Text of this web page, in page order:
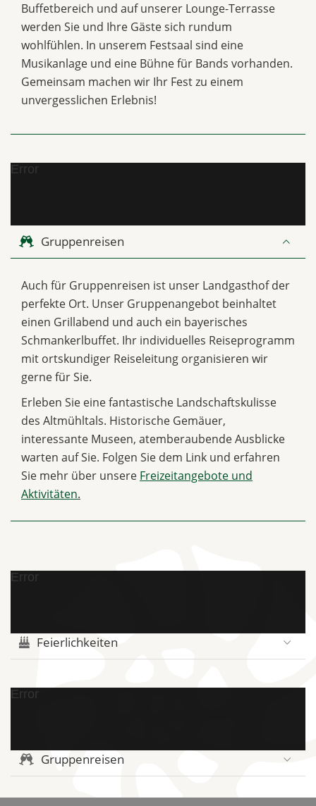
Buffetbereich und auf unserer Lounge-Terrasse
werden Sie und Ihre Gäste sich rundum
wohlfühlen. In unserem Festsaal sind eine
Musikanlage und eine Bühne für Bands vorhanden.
Gemeinsam machen wir Ihr Fest zu einem
unvergesslichen Erlebnis!
Error
Gruppenreisen
Auch für Gruppenreisen ist unser Landgasthof der
perfekte Ort. Unser Gruppenangebot beinhaltet
einen Grillabend und auch ein bayerisches
Schmankerlbuffet. Ihr individuelles Reiseprogramm
mit ortskundiger Reiseleitung organisieren wir
gerne für Sie.
Erleben Sie eine fantastische Landschaftskulisse
des Altmühltals. Historische Gemäuer,
interessante Museen, atemberaubende Ausblicke
warten auf Sie. Folgen Sie dem Link und erfahren
Sie mehr über unsere Freizeitangebote und
Aktivitäten.
Error
Feierlichkeiten
Error
Gruppenreisen